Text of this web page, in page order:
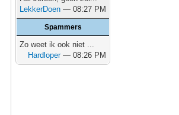
LekkerDoen — 08:27 PM
Spammers
Zo weet ik ook niet ...
Hardloper— 08:26 PM